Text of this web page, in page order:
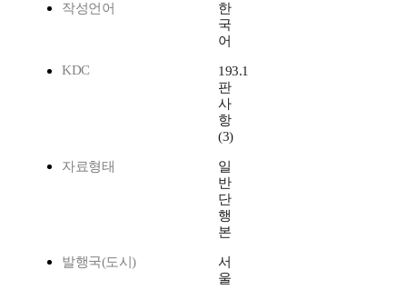
작성언어
한
국
어
KDC
193.1
판
사
항
(3)
자료형태
일
반
단
행
본
발행국(도시)
서
울